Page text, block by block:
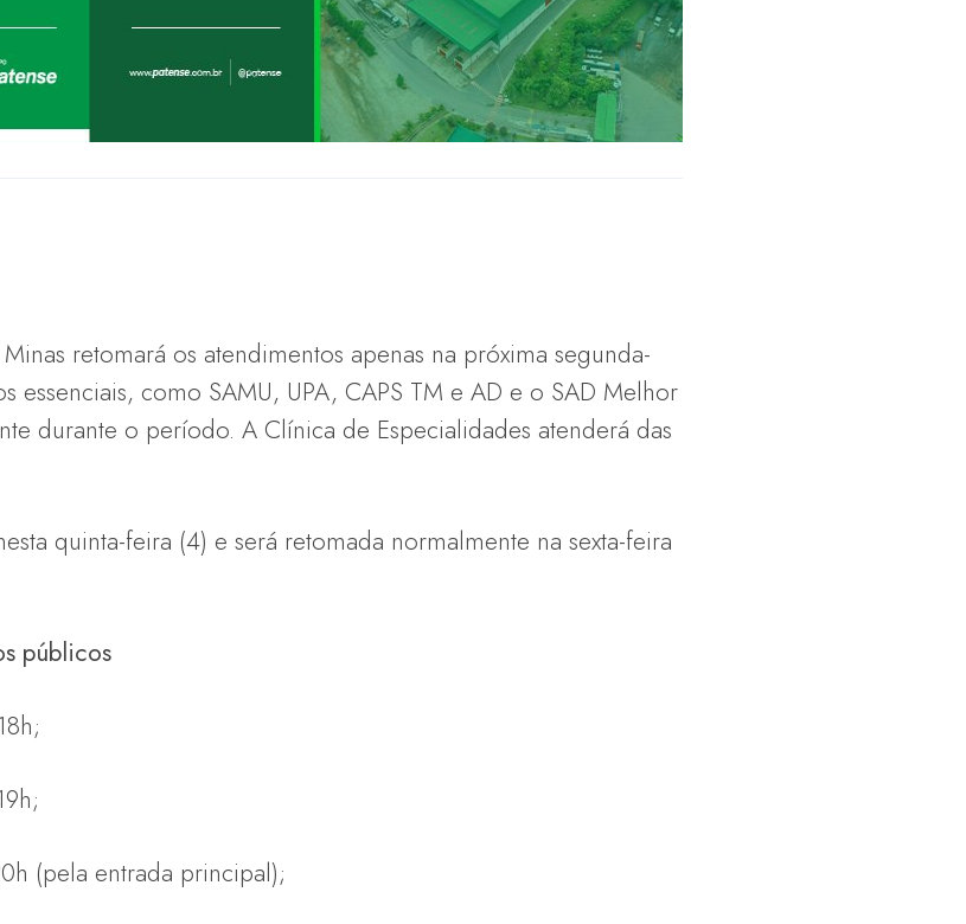
retomará os atendimentos apenas na próxima segunda-
essenciais, como SAMU, UPA, CAPS TM e AD e o SAD Melhor
durante o período. A Clínica de Especialidades atenderá das
quinta-feira (4) e será retomada normalmente na sexta-feira
públicos
(pela entrada principal);